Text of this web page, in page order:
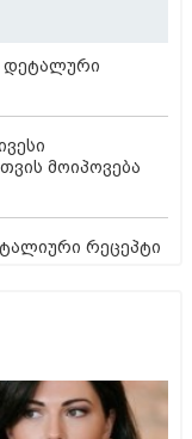
დეტალური
მოიპოვება
რეცეპტი